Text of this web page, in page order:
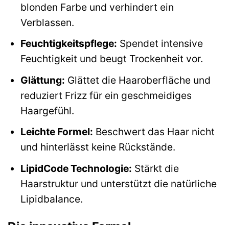
blonden Farbe und verhindert ein
Verblassen.
Feuchtigkeitspflege: Spendet intensive
Feuchtigkeit und beugt Trockenheit vor.
Glättung: Glättet die Haaroberfläche und
reduziert Frizz für ein geschmeidiges
Haargefühl.
Leichte Formel: Beschwert das Haar nicht
und hinterlässt keine Rückstände.
LipidCode Technologie: Stärkt die
Haarstruktur und unterstützt die natürliche
Lipidbalance.